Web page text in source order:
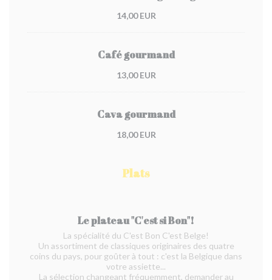
14,00 EUR
Café gourmand
13,00 EUR
Cava gourmand
18,00 EUR
Plats
Le plateau "C'est si Bon"!
La spécialité du C'est Bon C'est Belge!
Un assortiment de classiques originaires des quatre
coins du pays, pour goûter à tout : c'est la Belgique dans
votre assiette...
La sélection changeant fréquemment, demander au